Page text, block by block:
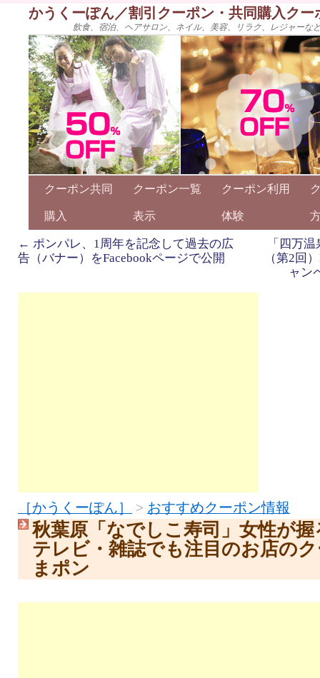
かうくーぽん／割引クーポン・共同購入ク
飲食、宿泊、ヘアサロン、ネイル、美容、リラク、レジャー
クーポン共同
購入
クーポン一覧
表示
クーポン利用
体験
← ポンパレ、1周年を記念して過去の広
告（バナー）をFacebookページで公開
「四万
（第2回
ャン
［かうくーぽん］ > おすすめクーポン情報
秋葉原「なでしこ寿司」女性が
テレビ・雑誌でも注目のお店の
まポン